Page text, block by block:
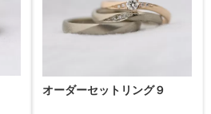
オーダーセットリング９